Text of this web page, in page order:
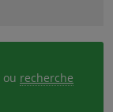
ou recherche